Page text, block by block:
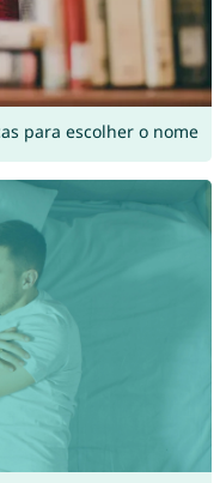
para escolher o nome